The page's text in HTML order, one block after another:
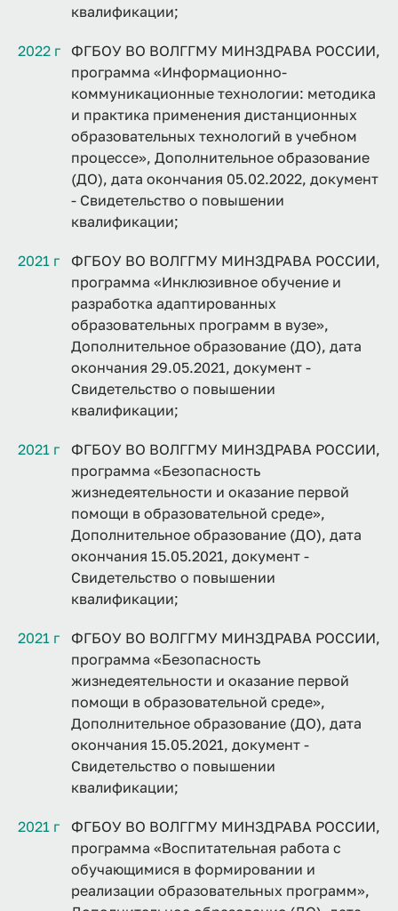
квалификации;
2022 г
ФГБОУ ВО ВОЛГГМУ МИНЗДРАВА РОССИИ,
программа «Информационно-
коммуникационные технологии: методика
и практика применения дистанционных
образовательных технологий в учебном
процессе», Дополнительное образование
(ДО), дата окончания 05.02.2022, документ
- Свидетельство о повышении
квалификации;
2021 г
ФГБОУ ВО ВОЛГГМУ МИНЗДРАВА РОССИИ,
программа «Инклюзивное обучение и
разработка адаптированных
образовательных программ в вузе»,
Дополнительное образование (ДО), дата
окончания 29.05.2021, документ -
Свидетельство о повышении
квалификации;
2021 г
ФГБОУ ВО ВОЛГГМУ МИНЗДРАВА РОССИИ,
программа «Безопасность
жизнедеятельности и оказание первой
помощи в образовательной среде»,
Дополнительное образование (ДО), дата
окончания 15.05.2021, документ -
Свидетельство о повышении
квалификации;
2021 г
ФГБОУ ВО ВОЛГГМУ МИНЗДРАВА РОССИИ,
программа «Безопасность
жизнедеятельности и оказание первой
помощи в образовательной среде»,
Дополнительное образование (ДО), дата
окончания 15.05.2021, документ -
Свидетельство о повышении
квалификации;
2021 г
ФГБОУ ВО ВОЛГГМУ МИНЗДРАВА РОССИИ,
программа «Воспитательная работа с
обучающимися в формировании и
реализации образовательных программ»,